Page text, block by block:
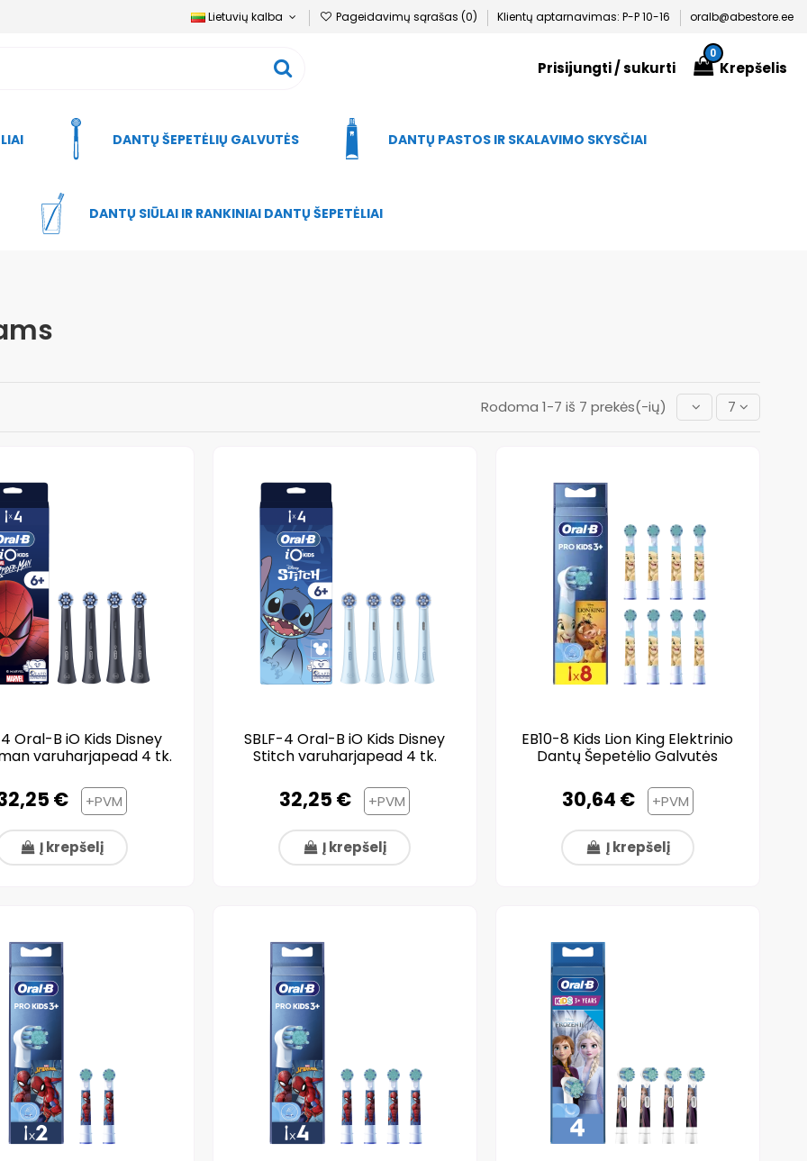
Lietuvių kalba Pageidavimų sąrašas (0) Klientų aptarnavimas: P-P 10-16 oralb@abestore.ee
Prisijungti/ sukurti
0
Krepšelis
DANTŲ ŠEPETĖLIŲ GALVUTĖS DANTŲ PASTOS IR SKALAVIMO SKYSČIAI
DANTŲ SIŪLAI IR RANKINIAI DANTŲ ŠEPETĖLIAI
Rodoma 1-7 iš 7 prekės(-ių) 7
Oral-B iO Kids Disney
varuharjapead 4 tk.
€ +PVM
Į krepšelį
SBLF-4 Oral-B iO Kids Disney
Stitch varuharjapead 4 tk.
32,25 € +PVM
Į krepšelį
EB10-8 Kids Lion King Elektrinio
Dantų Šepetėlio Galvutės
30,64 € +PVM
Į krepšelį